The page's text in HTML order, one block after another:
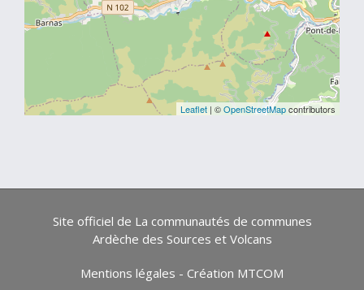
Leaflet | ©OpenStreetMapcontributors
Site officiel de La communautés de communes
Ardèche des Sources et Volcans
Mentions légales - Création MTCOM